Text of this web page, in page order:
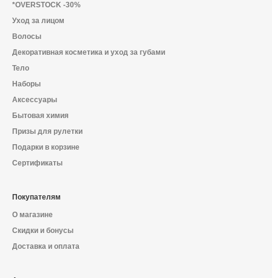
*OVERSTOCK -30%
Уход за лицом
Волосы
Декоративная косметика и уход за губами
Тело
Наборы
Аксессуары
Бытовая химия
Призы для рулетки
Подарки в корзине
Сертификаты
Покупателям
О магазине
Скидки и бонусы
Доставка и оплата